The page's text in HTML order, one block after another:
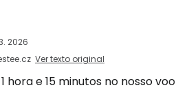
2026
Ver texto original
hora e 15 minutos no nosso voo